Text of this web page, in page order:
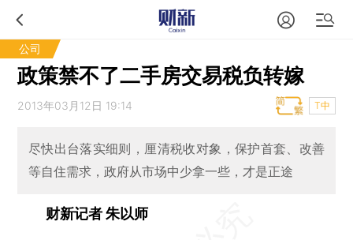
公司
政策禁不了二手房交易税负转嫁
2013年03月12日 19:14 T中
尽快出台落实细则，厘清税收对象，保护首套、改善
等自住需求，政府从市场中少拿一些，才是正途
财新记者 朱以师